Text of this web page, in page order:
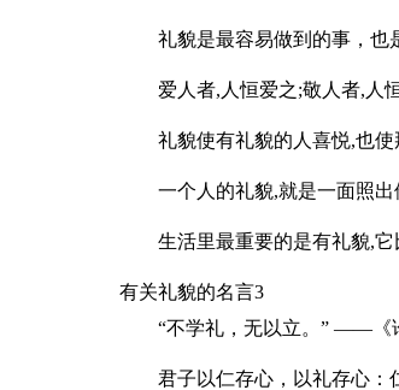
礼貌是最容易做到的事，也
爱人者,人恒爱之;敬人者,人
礼貌使有礼貌的人喜悦,也
一个人的礼貌,就是一面照
生活里最重要的是有礼貌,
有关礼貌的名言3
“不学礼，无以立。” ——《
君子以仁存心，以礼存心